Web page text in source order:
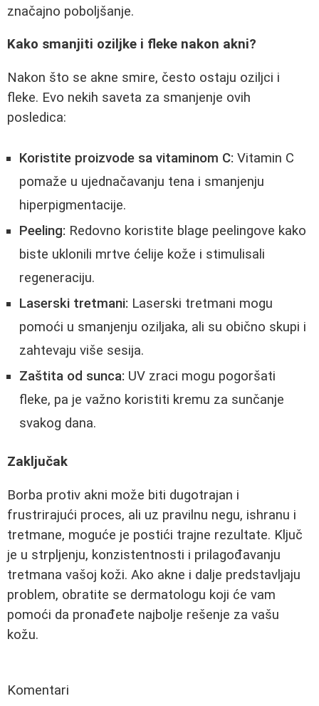
značajno poboljšanje.
Kako smanjiti oziljke i fleke nakon akni?
Nakon što se akne smire, često ostaju oziljci i
fleke. Evo nekih saveta za smanjenje ovih
posledica:
Koristite proizvode sa vitaminom C: Vitamin C
pomaže u ujednačavanju tena i smanjenju
hiperpigmentacije.
Peeling: Redovno koristite blage peelingove kako
biste uklonili mrtve ćelije kože i stimulisali
regeneraciju.
Laserski tretmani: Laserski tretmani mogu
pomoći u smanjenju oziljaka, ali su obično skupi i
zahtevaju više sesija.
Zaštita od sunca: UV zraci mogu pogoršati
fleke, pa je važno koristiti kremu za sunčanje
svakog dana.
Zaključak
Borba protiv akni može biti dugotrajan i
frustrirajući proces, ali uz pravilnu negu, ishranu i
tretmane, moguće je postići trajne rezultate. Ključ
je u strpljenju, konzistentnosti i prilagođavanju
tretmana vašoj koži. Ako akne i dalje predstavljaju
problem, obratite se dermatologu koji će vam
pomoći da pronađete najbolje rešenje za vašu
kožu.
Komentari